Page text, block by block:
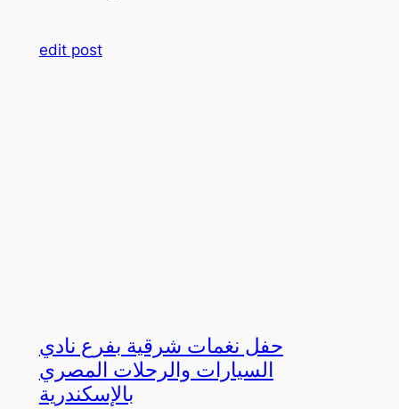
edit post
حفل نغمات شرقية بفرع نادي
السيارات والرحلات المصري
بالإسكندرية